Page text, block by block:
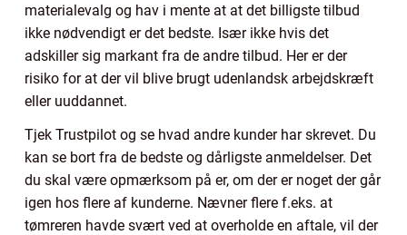
materialevalg og hav i mente at at det billigste tilbud
ikke nødvendigt er det bedste. Især ikke hvis det
adskiller sig markant fra de andre tilbud. Her er der
risiko for at der vil blive brugt udenlandsk arbejdskræft
eller uuddannet.
Tjek Trustpilot og se hvad andre kunder har skrevet. Du
kan se bort fra de bedste og dårligste anmeldelser. Det
du skal være opmærksom på er, om der er noget der går
igen hos flere af kunderne. Nævner flere f.eks. at
tømreren havde svært ved at overholde en aftale, vil der